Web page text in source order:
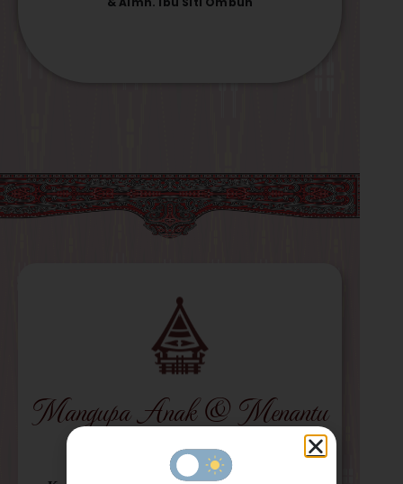
Mangupa Anak & Menantu
(Tor-tor)